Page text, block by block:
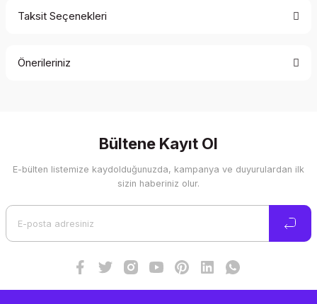
Taksit Seçenekleri
Önerileriniz
Görüş ve önerileriniz için teşekkür ederiz.
Ürün resmi kalitesiz, bozuk veya görüntülenemiyor.
Bültene Kayıt Ol
E-bülten listemize kaydolduğunuzda, kampanya ve duyurulardan ilk
sizin haberiniz olur.